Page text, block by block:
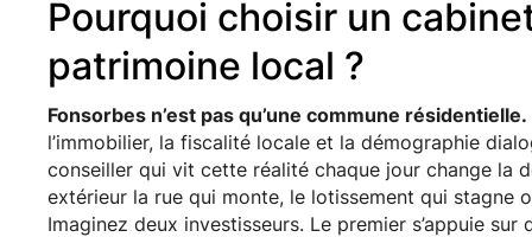
Pourquoi choisir un
patrimoine local ?
Fonsorbes n’est pas qu’une commune résidentielle.
l’immobilier, la fiscalité locale et la démographie
conseiller qui vit cette réalité chaque jour change la
extérieur la rue qui monte, le lotissement qui stagne
Imaginez deux investisseurs. Le premier s’appuie